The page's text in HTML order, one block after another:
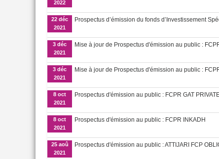
2022
22 déc
2021
Prospectus d’émission du fonds d’Investissement
3 déc
2021
Mise à jour de Prospectus d'émission au public :
3 déc
2021
Mise à jour de Prospectus d'émission au public :
8 oct
2021
Prospectus d'émission au public : FCPR GAT
8 oct
2021
Prospectus d'émission au public : FCPR INKADH
25 aoû
2021
Prospectus d'émission au public : ATTIJARI FCP